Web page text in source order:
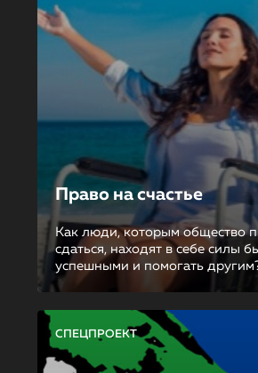
Право на счастье
Как люди, которым общество
сдаться, находят в себе силы
успешными и помогать
СПЕЦПРОЕКТ